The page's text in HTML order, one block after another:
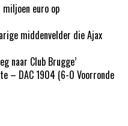
miljoen euro op
middenvelder die Ajax
naar Club Brugge’
– DAC 1904 (6-0 Voorronde